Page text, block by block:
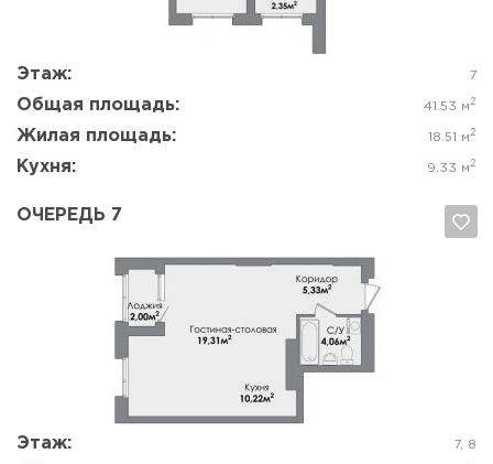
Этаж: 7
Общая площадь: 41.53 м 2
Жилая площадь: 18.51 м 2
Кухня: 9.33 м 2
ОЧЕРЕДЬ 7
Этаж: 7, 8
Да, удалить Отмена